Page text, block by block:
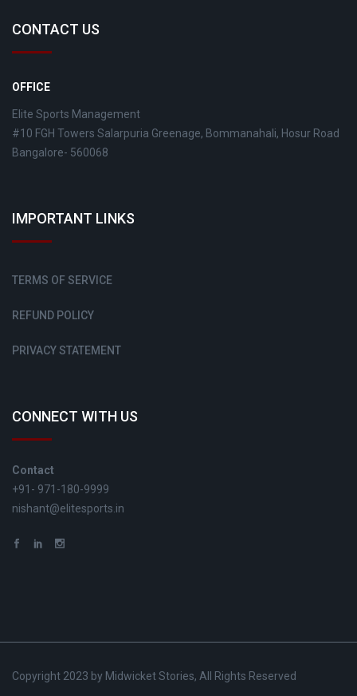
CONTACT US
OFFICE
Elite Sports Management
#10 FGH Towers Salarpuria Greenage, Bommanahali, Hosur Road
Bangalore- 560068
IMPORTANT LINKS
TERMS OF SERVICE
REFUND POLICY
PRIVACY STATEMENT
CONNECT WITH US
Contact
+91- 971-180-9999
nishant@elitesports.in
Copyright 2023 by Midwicket Stories, All Rights Reserved